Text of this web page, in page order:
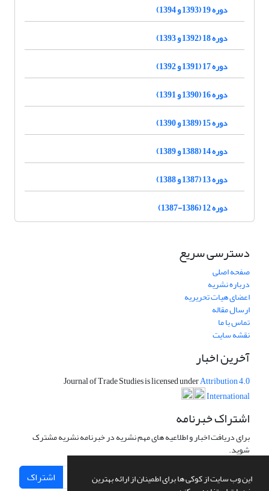
این وب سایت از کوکی ها برای اطمینان از ارائه بهترین
دوره 19 (1393 و 1394)
دوره 18 (1392 و 1393)
دوره 17 (1391 و 1392)
دوره 16 (1390 و 1391)
دوره 15 (1389 و 1390)
دوره 14 (1388 و 1389)
دوره 13 (1387 و 1388)
دوره 12 (1386-1387)
دسترسی سریع
صفحه اصلی
درباره نشریه
اعضای هیات تحریریه
ارسال مقاله
تماس با ما
نقشه سایت
آخرین اخبار
Journal of Trade Studies is licensed underAttribution 4.0
International
اشتراک خبرنامه
برای دریافت اخبار و اطلاعیه های مهم نشریه در خبرنامه نشریه مشترک
شوید.
اشتراک